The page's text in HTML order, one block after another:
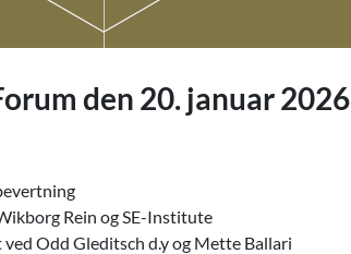
den 20. januar 2026
Rein og SE-Institute
Odd Gleditsch d.y og Mette Ballari